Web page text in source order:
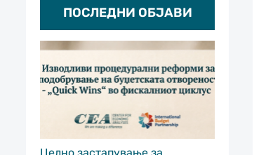
ПОСЛЕДНИ ОБЈАВИ